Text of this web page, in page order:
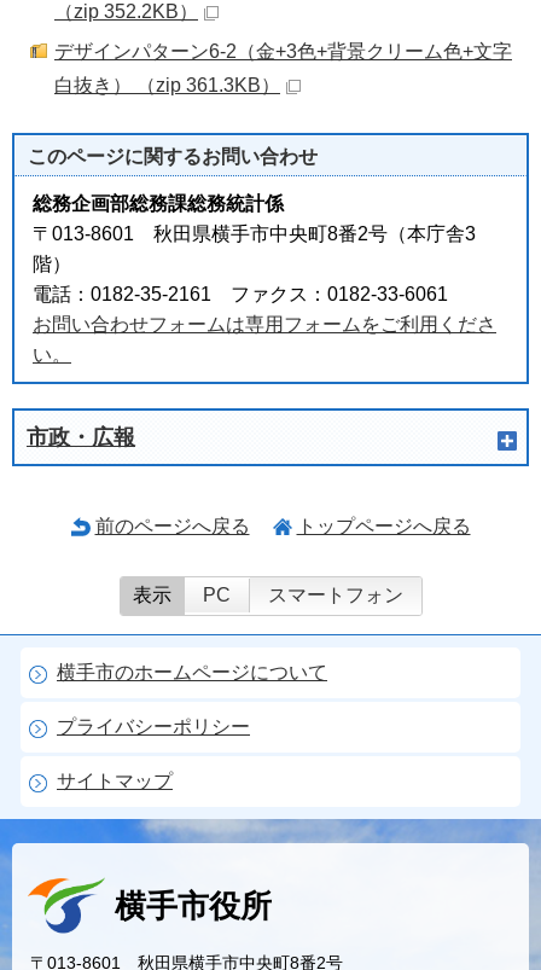
（zip 352.2KB）
デザインパターン6-2（金+3色+背景クリーム色+文字
白抜き） （zip 361.3KB）
このページに関するお問い合わせ
総務企画部総務課総務統計係
〒013-8601 秋田県横手市中央町8番2号（本庁舎3
階）
電話：0182-35-2161 ファクス：0182-33-6061
お問い合わせフォームは専用フォームをご利用くださ
い。
市政・広報
前のページへ戻る トップページへ戻る
表示 PC スマートフォン
横手市のホームページについて
プライバシーポリシー
サイトマップ
横手市役所
〒013-8601 秋田県横手市中央町8番2号